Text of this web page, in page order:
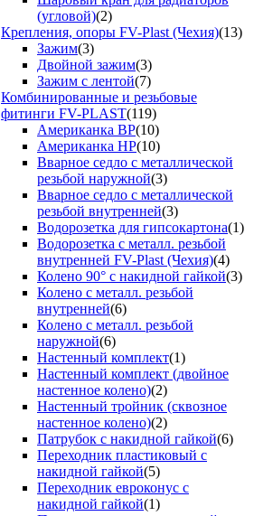
(угловой)(2)
Крепления, опоры FV-Plast (Чехия)(13)
Зажим(3)
Двойной зажим(3)
Зажим с лентой(7)
Комбинированные и резьбовые
фитинги FV-PLAST(119)
Американка ВР(10)
Американка НР(10)
Вварное седло с металлической
резьбой наружной(3)
Вварное седло с металлической
резьбой внутренней(3)
Водорозетка для гипсокартона(1)
Водорозетка с металл. резьбой
внутренней FV-Plast (Чехия)(4)
Колено 90° с накидной гайкой(3)
Колено с металл. резьбой
внутренней(6)
Колено с металл. резьбой
наружной(6)
Настенный комплект(1)
Настенный комплект (двойное
настенное колено)(2)
Настенный тройник (сквозное
настенное колено)(2)
Патрубок с накидной гайкой(6)
Переходник пластиковый с
накидной гайкой(5)
Переходник евроконус с
накидной гайкой(1)